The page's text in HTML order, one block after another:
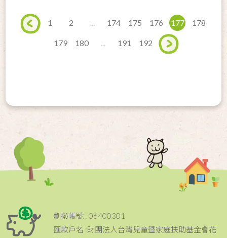
1 2 174 175 176 177 178
179 180 191 192
劃撥帳號 : 06400301
匯款戶名 :財團法人台灣兒童暨家庭扶助基金會花